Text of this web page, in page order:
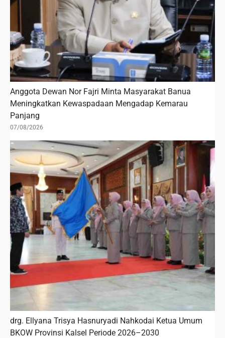
Anggota Dewan Nor Fajri Minta Masyarakat Banua
Meningkatkan Kewaspadaan Mengadap Kemarau
Panjang
07/08/2026
drg. Ellyana Trisya Hasnuryadi Nahkodai Ketua Umum
BKOW Provinsi Kalsel Periode 2026–2030